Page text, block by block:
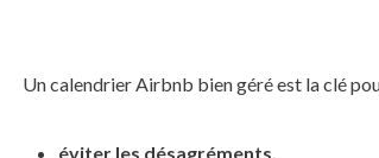
Un calendrier Airbnb bien géré est la clé
éviter les désagréments,